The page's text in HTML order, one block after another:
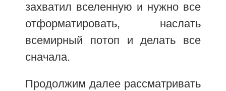
захватил вселенную и нужно все
отформатировать, наслать
всемирный потоп и делать все
сначала.
Продолжим далее рассматривать